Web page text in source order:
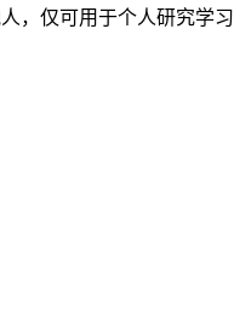
，仅可用于个人研究学习